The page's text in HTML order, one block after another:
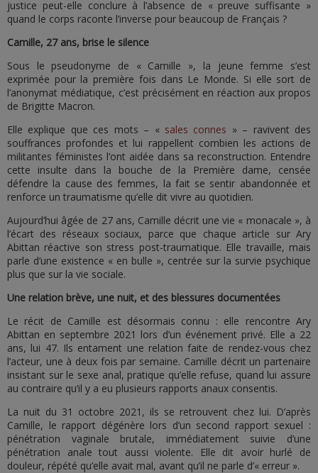
justice peut-elle conclure à l’absence de « preuve suffisante »
quand le corps raconte l’inverse pour beaucoup de Français ?
Camille, 27 ans, brise le silence
Sous le pseudonyme de « Camille », la jeune femme s’est
exprimée pour la première fois dans Le Monde. Si elle sort de
l’anonymat médiatique, c’est précisément en réaction aux propos
de Brigitte Macron.
Elle explique que ces mots – « sales connes » – ravivent des
souffrances profondes et lui rappellent combien les actions de
militantes féministes l’ont aidée dans sa reconstruction. Entendre
cette insulte dans la bouche de la Première dame, censée
défendre la cause des femmes, la fait se sentir abandonnée et
renforce un traumatisme qu’elle dit vivre au quotidien.
Aujourd’hui âgée de 27 ans, Camille décrit une vie « monacale », à
l’écart des réseaux sociaux, parce que chaque article sur Ary
Abittan réactive son stress post-traumatique. Elle travaille, mais
parle d’une existence « en bulle », centrée sur la survie psychique
plus que sur la vie sociale.
Une relation brève, une nuit, et des blessures documentées
Le récit de Camille est désormais connu : elle rencontre Ary
Abittan en septembre 2021 lors d’un événement privé. Elle a 22
ans, lui 47. Ils entament une relation faite de rendez-vous chez
l’acteur, une à deux fois par semaine. Camille décrit un partenaire
insistant sur le sexe anal, pratique qu’elle refuse, quand lui assure
au contraire qu’il y a eu plusieurs rapports anaux consentis.
La nuit du 31 octobre 2021, ils se retrouvent chez lui. D’après
Camille, le rapport dégénère lors d’un second rapport sexuel :
pénétration vaginale brutale, immédiatement suivie d’une
pénétration anale tout aussi violente. Elle dit avoir hurlé de
douleur, répété qu’elle avait mal, avant qu’il ne parle d’« erreur ».